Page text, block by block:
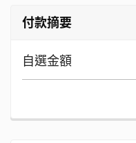
付款摘要
自選金額